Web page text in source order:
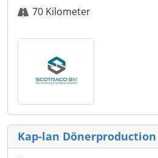
70 Kilometer
Kap-lan Dönerproduction